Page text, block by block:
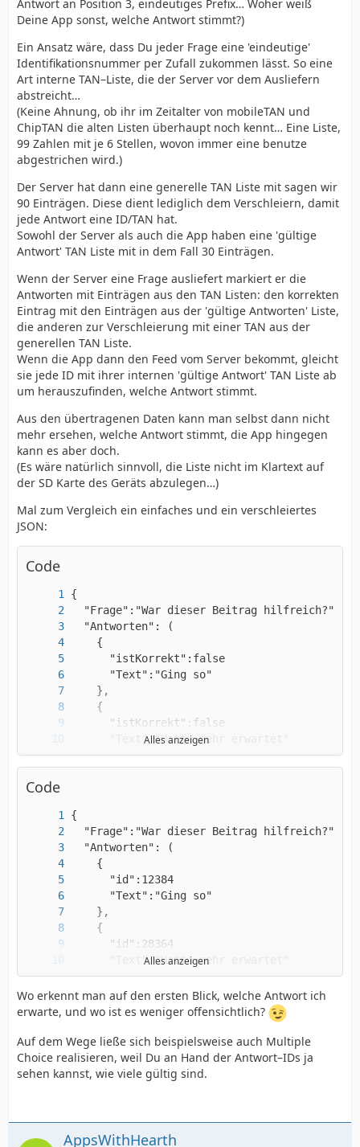
Antwort an Position 3, eindeutiges Prefix… Woher weiß
Deine App sonst, welche Antwort stimmt?)
Ein Ansatz wäre, dass Du jeder Frage eine 'eindeutige'
Identifikationsnummer per Zufall zukommen lässt. So eine
Art interne TAN–Liste, die der Server vor dem Ausliefern
abstreicht…
(Keine Ahnung, ob ihr im Zeitalter von mobileTAN und
ChipTAN die alten Listen überhaupt noch kennt… Eine Liste,
99 Zahlen mit je 6 Stellen, wovon immer eine benutze
abgestrichen wird.)
Der Server hat dann eine generelle TAN Liste mit sagen wir
90 Einträgen. Diese dient lediglich dem Verschleiern, damit
jede Antwort eine ID/TAN hat.
Sowohl der Server als auch die App haben eine 'gültige
Antwort' TAN Liste mit in dem Fall 30 Einträgen.
Wenn der Server eine Frage ausliefert markiert er die
Antworten mit Einträgen aus den TAN Listen: den korrekten
Eintrag mit den Einträgen aus der 'gültige Antworten' Liste,
die anderen zur Verschleierung mit einer TAN aus der
generellen TAN Liste.
Wenn die App dann den Feed vom Server bekommt, gleicht
sie jede ID mit ihrer internen 'gültige Antwort' TAN Liste ab
um herauszufinden, welche Antwort stimmt.
Aus den übertragenen Daten kann man selbst dann nicht
mehr ersehen, welche Antwort stimmt, die App hingegen
kann es aber doch.
(Es wäre natürlich sinnvoll, die Liste nicht im Klartext auf
der SD Karte des Geräts abzulegen…)
Mal zum Vergleich ein einfaches und ein verschleiertes
JSON:
Code
Alles anzeigen
Code
}
Alles anzeigen
Wo erkennt man auf den ersten Blick, welche Antwort ich
erwarte, und wo ist es weniger offensichtlich?
Auf dem Wege ließe sich beispielsweise auch Multiple
Choice realisieren, weil Du an Hand der Antwort–IDs ja
sehen kannst, wie viele gültig sind.
AppsWithHearth